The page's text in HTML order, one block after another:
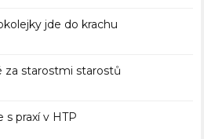
jde do krachu
za starostmi starostů
s praxí v HTP